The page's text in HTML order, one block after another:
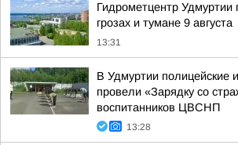
Гидрометцентр Удмуртии
грозах и тумане 9 августа
13:31
В Удмуртии полицейские
провели «Зарядку со
воспитанников ЦВСНП
13:28